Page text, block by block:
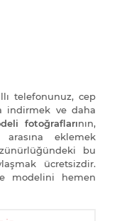
telefonunuz, cep
indirmek ve daha
fotoğraflarının,
arasına eklemek
bu
ücretsizdir.
modelini hemen